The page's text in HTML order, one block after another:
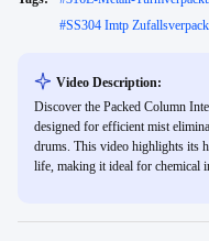
#SS304 Imtp
Video Description:
Discover the Packed Column
designed for efficient mist
drums. This video highlights its
life, making it ideal for chemical